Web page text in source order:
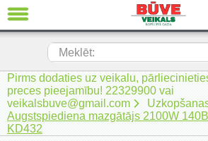
Meklēt:
Pirms dodaties uz veikalu,
preces pieejamību! 22329900 vai
veikalsbuve@gmail.com
Augstspiediena mazgātājs 2100W
KD432
AIZVĒRT
Jaunumi (230)
Akumulatora instrumenti (205)
Akumulatoru lādētāji un piederumi